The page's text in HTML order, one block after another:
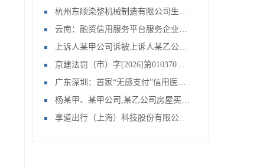
杭州东顺染整机械制造有限公司生产经营单位未对安全设备定期检测案
云南：融资信用服务平台服务企业49.29万家
上诉人某甲公司诉被上诉人某乙公司联营合同纠纷申请再审审查一案
京建法罚（市）字[2026]第010370号：北京刚强鸿皓建筑工程有限公司
广东深圳：首家“无感支付”信用医院上线
杨某甲、某甲公司,某乙公司房屋买卖合同纠纷申请再审审查一案
享道出行（上海）科技股份有限公司提供服务的车辆未取得车辆营运证案